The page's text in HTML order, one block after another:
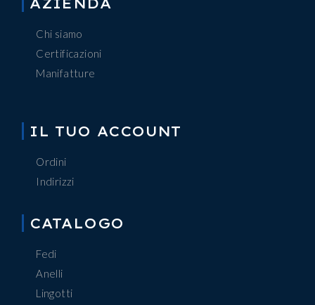
Chi siamo
Certificazioni
Manifatture
IL TUO ACCOUNT
Ordini
Indirizzi
CATALOGO
Fedi
Anelli
Lingotti